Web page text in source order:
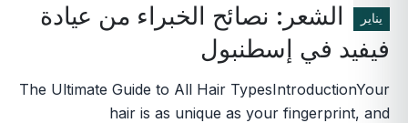
يناير
الشعر: نصائح الخبراء من عيادة
فيفيد في إسطنبول
The Ultimate Guide to All Hair TypesIntroductionYour
hair is as unique as your fingerprint, and